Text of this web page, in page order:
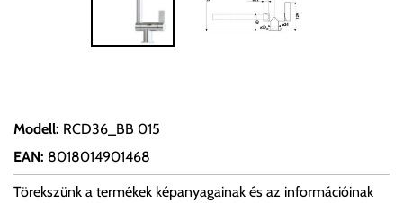
Modell: RCD36_BB 015
EAN: 8018014901468
Törekszünk a termékek képanyagainak és az információinak